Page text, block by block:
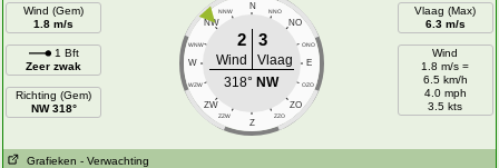
Wind (Gem)
1.8 m/s
1 Bft
Zeer zwak
Richting (Gem)
NW 318°
N
NNW NNO
NW NO
WNW ONO
W E
WZW OZO
ZW ZO
ZZW ZZO
Z
2 3
Wind
Vlaag
318° NW
Vlaag (Max)
6.3 m/s
Wind
1.8 m/s =
6.5 km/h
4.0 mph
3.5 kts
Grafieken - Verwachting